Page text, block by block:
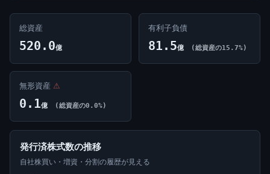
総資産
520.0億
有利子負債
81.5億 (総資産の15.7%)
無形資産 ⚠
0.1億 (総資産の0.0%)
発行済株式数の推移
自社株買い・増資・分割の履歴が見える